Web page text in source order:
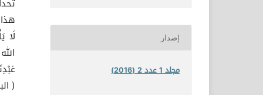
(
إصدار
مجلد 1 عدد 2 (2016)